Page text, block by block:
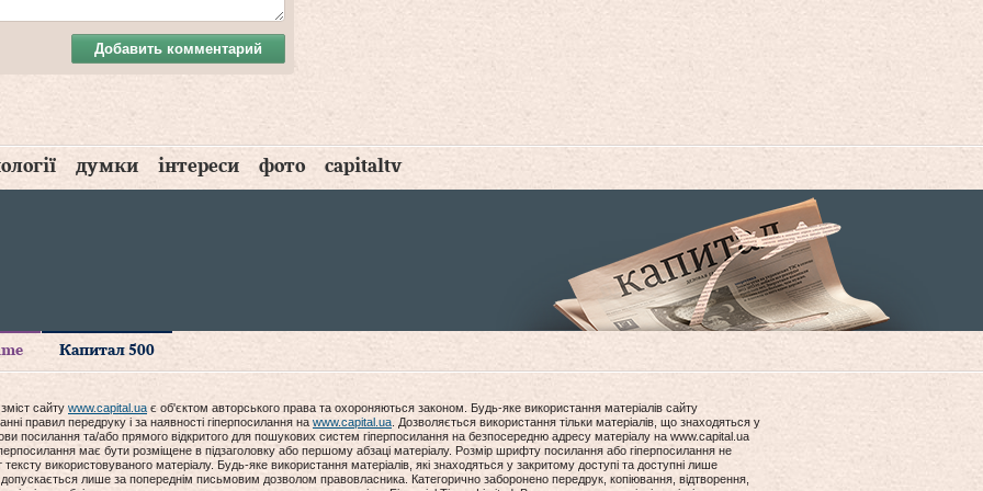
Добавить комментарий
думки інтереси фото capitaltv
Капитал 500
сайту www.capital.ua є об'єктом авторського права та охороняються законом. Будь-яке використання матеріалів сайту
правил передруку і за наявності гіперпосилання на www.capital.ua . Дозволяється використання тільки матеріалів, що знаходяться у
посилання та/або прямого відкритого для пошукових систем гіперпосилання на безпосередню адресу матеріалу на www.capital.ua
має бути розміщене в підзаголовку або першому абзаці матеріалу. Розмір шрифту посилання або гіперпосилання не
використовуваного матеріалу. Будь-яке використання матеріалів, які знаходяться у закритому доступі та доступні лише
лише за попереднім письмовим дозволом правовласника. Категорично заборонено передрук, копіювання, відтворення,